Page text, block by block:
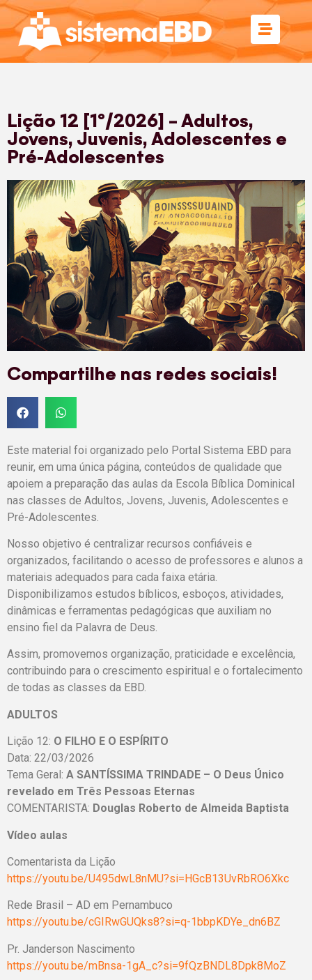
Lição 12 [1º/2026] – Adultos,
Jovens, Juvenis, Adolescentes e
Pré-Adolescentes
Compartilhe nas redes sociais!
Este material foi organizado pelo Portal Sistema EBD para
reunir, em uma única página, conteúdos de qualidade que
apoiem a preparação das aulas da Escola Bíblica Dominical
nas classes de Adultos, Jovens, Juvenis, Adolescentes e
Pré-Adolescentes.
Nosso objetivo é centralizar recursos confiáveis e
organizados, facilitando o acesso de professores e alunos a
materiais adequados para cada faixa etária.
Disponibilizamos estudos bíblicos, esboços, atividades,
dinâmicas e ferramentas pedagógicas que auxiliam no
ensino fiel da Palavra de Deus.
Assim, promovemos organização, praticidade e excelência,
contribuindo para o crescimento espiritual e o fortalecimento
de todas as classes da EBD.
ADULTOS
Lição 12: O FILHO E O ESPÍRITO
Data: 22/03/2026
Tema Geral: A SANTÍSSIMA TRINDADE – O Deus Único
revelado em Três Pessoas Eternas
COMENTARISTA: Douglas Roberto de Almeida Baptista
Vídeo aulas
Comentarista da Lição
https://youtu.be/U495dwL8nMU?si=HGcB13UvRbRO6Xkc
Rede Brasil – AD em Pernambuco
https://youtu.be/cGIRwGUQks8?si=q-1bbpKDYe_dn6BZ
Pr. Janderson Nascimento
https://youtu.be/mBnsa-1gA_c?si=9fQzBNDL8Dpk8MoZ